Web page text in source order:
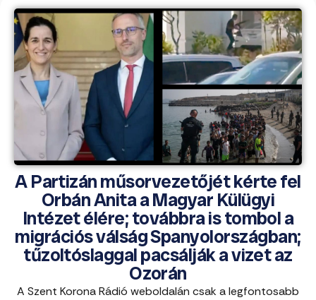
A Partizán műsorvezetőjét kérte fel
Orbán Anita a Magyar Külügyi
Intézet élére; továbbra is tombol a
migrációs válság Spanyolországban;
tűzoltóslaggal pacsálják a vizet az
Ozorán
A Szent Korona Rádió weboldalán csak a legfontosabb